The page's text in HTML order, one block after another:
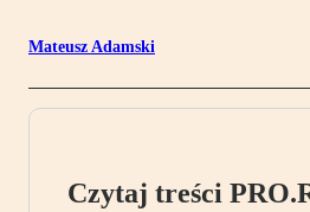
Mateusz Adamski
Czytaj treści